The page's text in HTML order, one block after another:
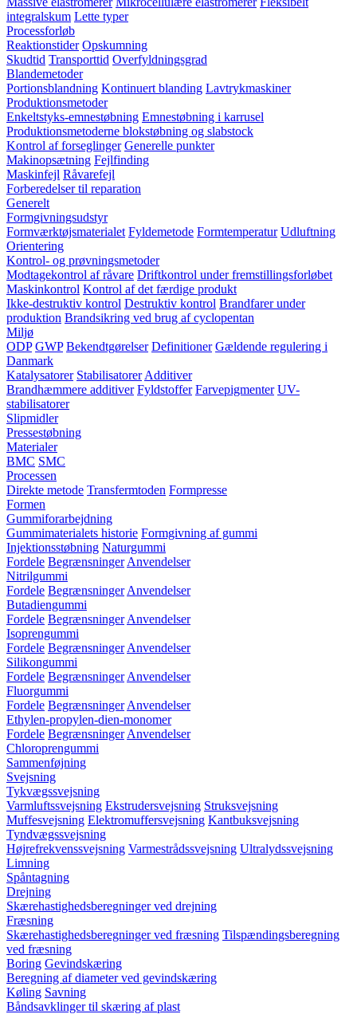
integralskum Lette typer
Processforløb
Reaktionstider Opskumning
Skudtid Transporttid Overfyldningsgrad
Blandemetoder
Portionsblandning Kontinuert blanding Lavtrykmaskiner
Produktionsmetoder
Enkeltstyks-emnestøbning Emnestøbning i karrusel
Produktionsmetoderne blokstøbning og slabstock
Kontrol af forseglinger Generelle punkter
Makinopsætning Fejlfinding
Maskinfejl Råvarefejl
Forberedelser til reparation
Generelt
Formgivningsudstyr
Formværktøjsmaterialet Fyldemetode Formtemperatur Udluftning
Orientering
Kontrol- og prøvningsmetoder
Modtagekontrol af råvare Driftkontrol under fremstillingsforløbet
Maskinkontrol Kontrol af det færdige produkt
Ikke-destruktiv kontrol Destruktiv kontrol Brandfarer under
produktion Brandsikring ved brug af cyclopentan
Miljø
ODP GWP Bekendtgørelser Definitioner Gældende regulering i
Danmark
Katalysatorer Stabilisatorer Additiver
Brandhæmmere additiver Fyldstoffer Farvepigmenter UV-
stabilisatorer
Slipmidler
Pressestøbning
Materialer
BMC SMC
Processen
Direkte metode Transfermtoden Formpresse
Formen
Gummiforarbejdning
Gummimaterialets historie Formgivning af gummi
Injektionsstøbning Naturgummi
Fordele Begrænsninger Anvendelser
Nitrilgummi
Fordele Begrænsninger Anvendelser
Butadiengummi
Fordele Begrænsninger Anvendelser
Isoprengummi
Fordele Begrænsninger Anvendelser
Silikongummi
Fordele Begrænsninger Anvendelser
Fluorgummi
Fordele Begrænsninger Anvendelser
Ethylen-propylen-dien-monomer
Fordele Begrænsninger Anvendelser
Chloroprengummi
Sammenføjning
Svejsning
Tykvægssvejsning
Varmluftssvejsning Ekstrudersvejsning Struksvejsning
Muffesvejsning Elektromuffersvejsning Kantbuksvejsning
Tyndvægssvejsning
Højrefrekvenssvejsning Varmestrådssvejsning Ultralydssvejsning
Limning
Spåntagning
Drejning
Skærehastighedsberegninger ved drejning
Fræsning
Skærehastighedsberegninger ved fræsning Tilspændingsberegning
ved fræsning
Boring Gevindskæring
Beregning af diameter ved gevindskæring
Køling Savning
Båndsavklinger til skæring af plast